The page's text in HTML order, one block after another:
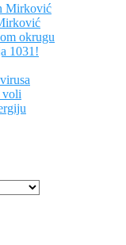
Mirković
okrugu
1031!
voli